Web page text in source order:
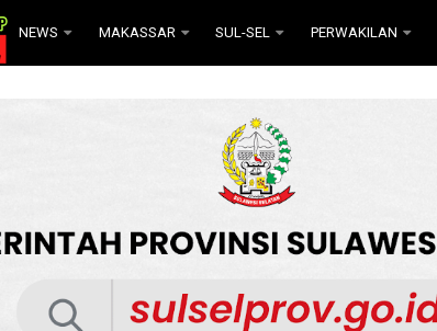
NEWS MAKASSAR SUL-SEL PERWAKILAN